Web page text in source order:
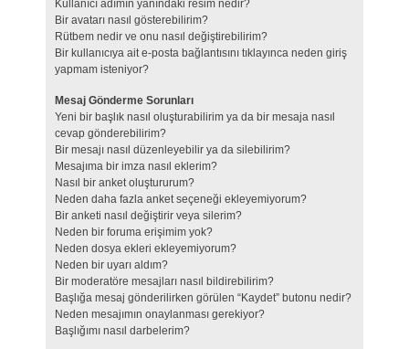
Kullanıcı adımın yanındaki resim nedir?
Bir avatarı nasıl gösterebilirim?
Rütbem nedir ve onu nasıl değiştirebilirim?
Bir kullanıcıya ait e-posta bağlantısını tıklayınca neden giriş
yapmam isteniyor?
Mesaj Gönderme Sorunları
Yeni bir başlık nasıl oluşturabilirim ya da bir mesaja nasıl
cevap gönderebilirim?
Bir mesajı nasıl düzenleyebilir ya da silebilirim?
Mesajıma bir imza nasıl eklerim?
Nasıl bir anket oluştururum?
Neden daha fazla anket seçeneği ekleyemiyorum?
Bir anketi nasıl değiştirir veya silerim?
Neden bir foruma erişimim yok?
Neden dosya ekleri ekleyemiyorum?
Neden bir uyarı aldım?
Bir moderatöre mesajları nasıl bildirebilirim?
Başlığa mesaj gönderilirken görülen “Kaydet” butonu nedir?
Neden mesajımın onaylanması gerekiyor?
Başlığımı nasıl darbelerim?